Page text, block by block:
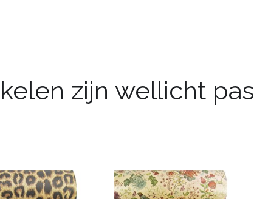
zijn wellicht